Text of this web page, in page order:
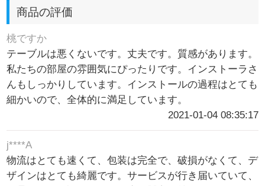
商品の評価
桃ですか
テーブルは悪くないです。丈夫です。質感があります。
私たちの部屋の雰囲気にぴったりです。インストーラさ
んもしっかりしています。インストールの過程はとても
細かいので、全体的に満足しています。
2021-01-04 08:35:17
j****A
物流はとても速くて、包装は完全で、破損がなくて、デ
ザインはとても綺麗です。サービスが行き届いていて、